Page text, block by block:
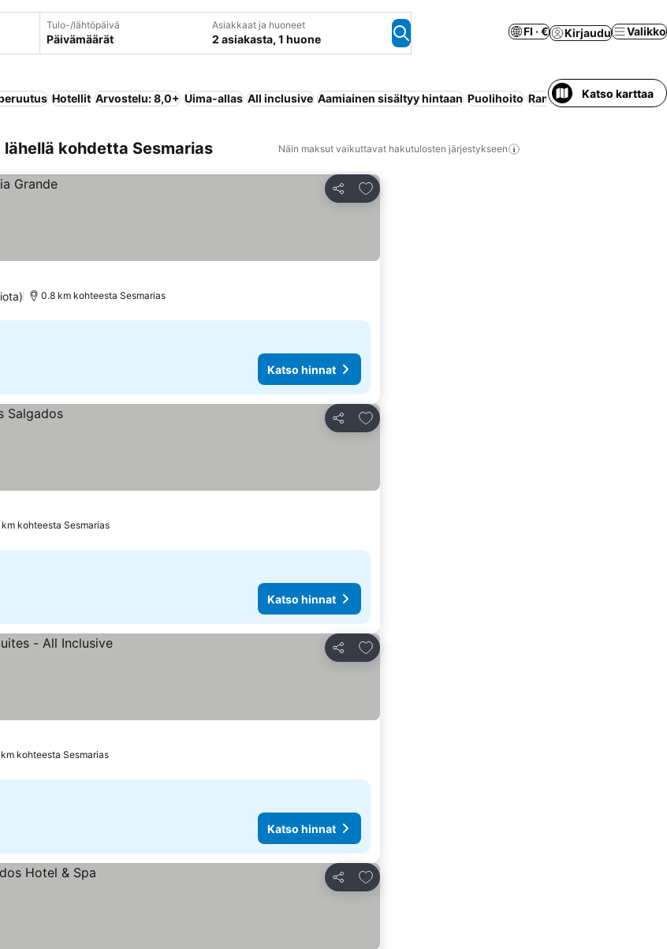
Tulo-/lähtöpäivä
Päivämäärät
Asiakkaat ja huoneet
2 asiakasta, 1 huone
FI · € Kirjaudu Valikko
Hotellit Arvostelu: 8,0+ Uima-allas All inclusive Aamiainen sisältyy hintaan Puolihoito Ranta Huoneisto
Katso karttaa
kohdetta Sesmarias Näin maksut vaikuttavat hakutulosten järjestykseen
Jaa
Lisää suosikkeihin
0.8 km kohteesta Sesmarias
Katso hinnat
Jaa
Lisää suosikkeihin
km kohteesta Sesmarias
Katso hinnat
Jaa
Lisää suosikkeihin
km kohteesta Sesmarias
Katso hinnat
Jaa
Lisää suosikkeihin